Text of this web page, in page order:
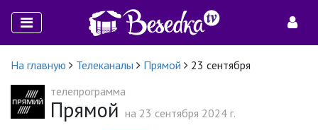
На главную Телеканалы Прямой
23 сентября
телепрограмма
Прямой на 23 сентября 2024 г.